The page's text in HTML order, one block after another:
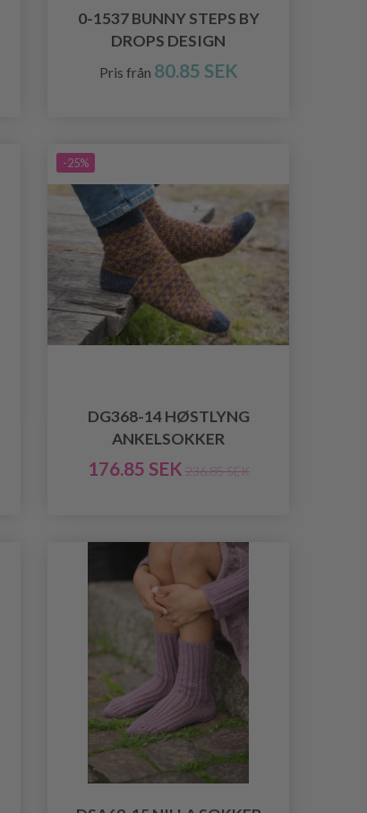
0-1537 BUNNY STEPS BY
DROPS DESIGN
Pris från 80.85 SEK
-25%
DG368-14 HØSTLYNG
ANKELSOKKER
176.85 SEK 236.85 SEK